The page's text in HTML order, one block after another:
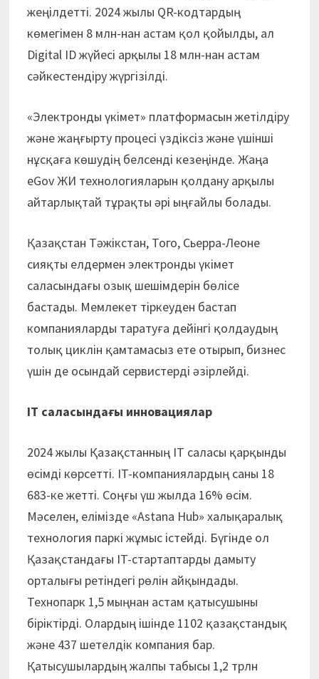
жеңілдетті. 2024 жылы QR-кодтардың
көмегімен 8 млн-нан астам қол қойылды, ал
Digital ID жүйесі арқылы 18 млн-нан астам
сәйкестендіру жүргізілді.
«Электронды үкімет» платформасын жетілдіру
және жаңғырту процесі үздіксіз және үшінші
нұсқаға көшудің белсенді кезеңінде. Жаңа
eGov ЖИ технологияларын қолдану арқылы
айтарлықтай тұрақты әрі ыңғайлы болады.
Қазақстан Тәжікстан, Того, Сьерра-Леоне
сияқты елдермен электронды үкімет
саласындағы озық шешімдерін бөлісе
бастады. Мемлекет тіркеуден бастап
компанияларды таратуға дейінгі қолдаудың
толық циклін қамтамасыз ете отырып, бизнес
үшін де осындай сервистерді әзірлейді.
IT саласындағы инновациялар
2024 жылы Қазақстанның IT саласы қарқынды
өсімді көрсетті. IT-компаниялардың саны 18
683-ке жетті. Соңғы үш жылда 16% өсім.
Мәселен, елімізде «Astana Hub» халықаралық
технология паркі жұмыс істейді. Бүгінде ол
Қазақстандағы IT-стартаптарды дамыту
орталығы ретіндегі рөлін айқындады.
Технопарк 1,5 мыңнан астам қатысушыны
біріктірді. Олардың ішінде 1102 қазақстандық
және 437 шетелдік компания бар.
Қатысушылардың жалпы табысы 1,2 трлн